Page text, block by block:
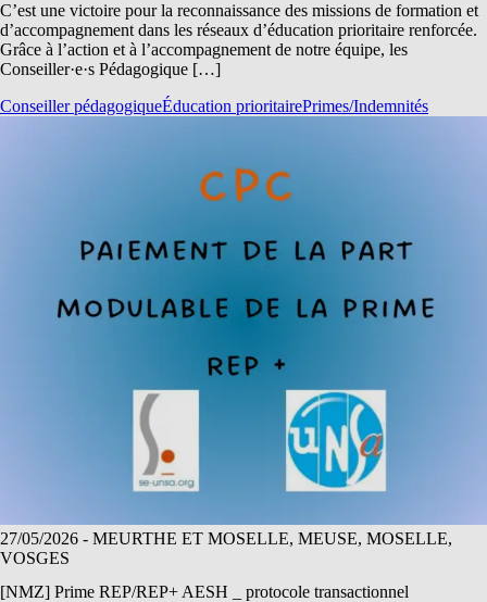
C’est une victoire pour la reconnaissance des missions de formation et
d’accompagnement dans les réseaux d’éducation prioritaire renforcée.
Grâce à l’action et à l’accompagnement de notre équipe, les
Conseiller·e·s Pédagogique […]
Conseiller pédagogiqueÉducation prioritairePrimes/Indemnités
27/05/2026 - MEURTHE ET MOSELLE, MEUSE, MOSELLE,
VOSGES
[NMZ] Prime REP/REP+ AESH _ protocole transactionnel